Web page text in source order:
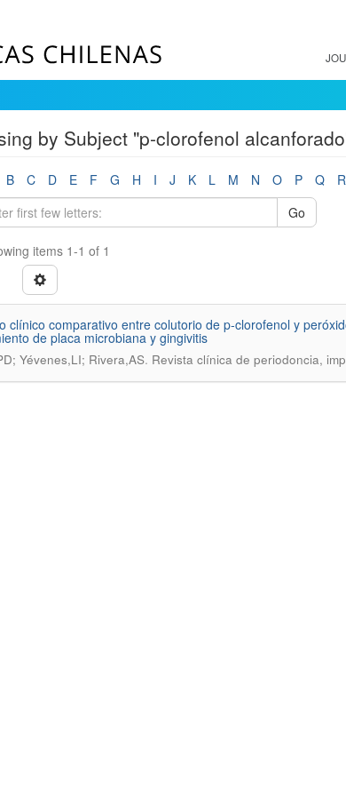
by Subject "p-clorofenol
B C D E F G H I J K L M N O P Q R
Go
items 1-1 of 1
clínico comparativo entre colutorio de p-clorofenol y
de placa microbiana y gingivitis
Yévenes,LI; Rivera,AS. Revista clínica de periodoncia,